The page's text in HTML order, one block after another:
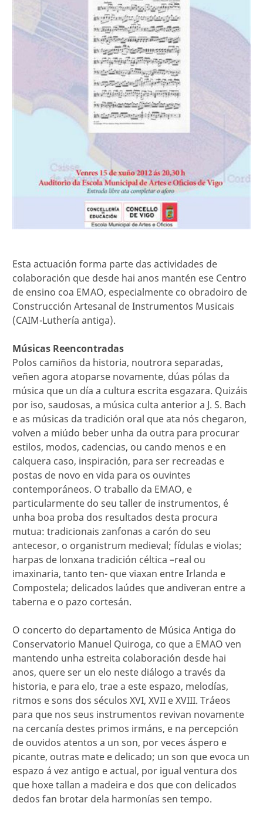
Esta actuación forma parte das actividades de
colaboración que desde hai anos mantén ese Centro
de ensino coa EMAO, especialmente co obradoiro de
Construcción Artesanal de Instrumentos Musicais
(CAIM-Luthería antiga).
Músicas Reencontradas
Polos camiños da historia, noutrora separadas,
veñen agora atoparse novamente, dúas pólas da
música que un día a cultura escrita esgazara. Quizáis
por iso, saudosas, a música culta anterior a J. S. Bach
e as músicas da tradición oral que ata nós chegaron,
volven a miúdo beber unha da outra para procurar
estilos, modos, cadencias, ou cando menos e en
calquera caso, inspiración, para ser recreadas e
postas de novo en vida para os ouvintes
contemporáneos. O traballo da EMAO, e
particularmente do seu taller de instrumentos, é
unha boa proba dos resultados desta procura
mutua: tradicionais zanfonas a carón do seu
antecesor, o organistrum medieval; fídulas e violas;
harpas de lonxana tradición céltica –real ou
imaxinaria, tanto ten- que viaxan entre Irlanda e
Compostela; delicados laúdes que andiveran entre a
taberna e o pazo cortesán.
O concerto do departamento de Música Antiga do
Conservatorio Manuel Quiroga, co que a EMAO ven
mantendo unha estreita colaboración desde hai
anos, quere ser un elo neste diálogo a través da
historia, e para elo, trae a este espazo, melodías,
ritmos e sons dos séculos XVI, XVII e XVIII. Tráeos
para que nos seus instrumentos revivan novamente
na cercanía destes primos irmáns, e na percepción
de ouvidos atentos a un son, por veces áspero e
picante, outras mate e delicado; un son que evoca un
espazo á vez antigo e actual, por igual ventura dos
que hoxe tallan a madeira e dos que con delicados
dedos fan brotar dela harmonías sen tempo.